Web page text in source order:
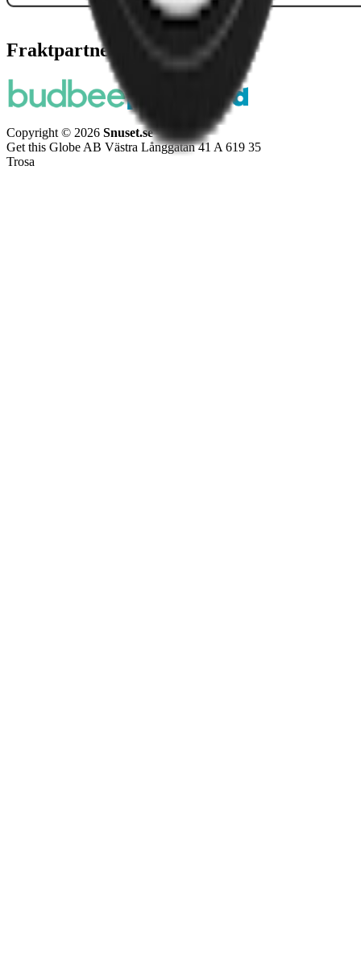
Fraktpartners
Copyright © 2026 Snuset.se
Get this Globe AB Västra Långgatan 41 A 619 35
Trosa